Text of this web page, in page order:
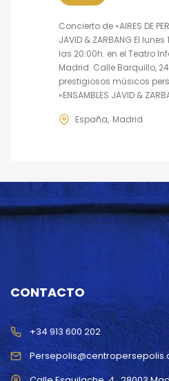
Concierto de «AIRES DE
JAVID & ZARBANG El
las 20:00h. en el Teatro
Madrid. Calle Barquillo,
prestigiosos músicos
«ENSAMBLES JAVID &
España Madrid
CONTACTO
+34 913 600 202